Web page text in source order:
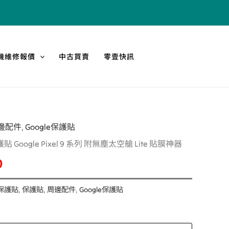
維修報價 中古買賣 零壹快訊
配件, Google保護貼
貼 Google Pixel 9 系列 附無塵太空艙 Lite 貼膜神器
。
目
價
NT$930。
護貼, 保護貼, 周邊配件, Google保護貼